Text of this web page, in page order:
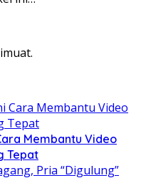
Membantu Video
Tepat